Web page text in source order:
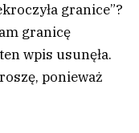
granice”?
granicę
wpis usunęła.
ponieważ